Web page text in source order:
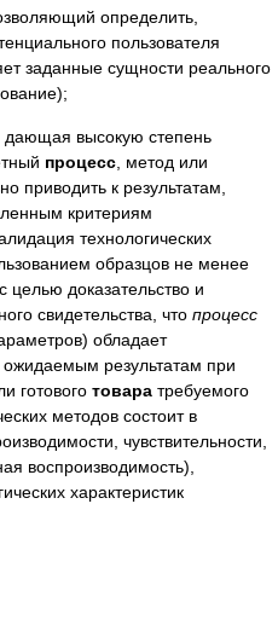
определить,
пользователя
заданные сущности реального
дающая высокую степень
процесс , метод или
приводить к результатам,
критериям
технологических
образцов не менее
целью доказательство и
свидетельства, что процесс
обладает
результатам при
готового товара требуемого
методов состоит в
чувствительности,
воспроизводимость),
характеристик